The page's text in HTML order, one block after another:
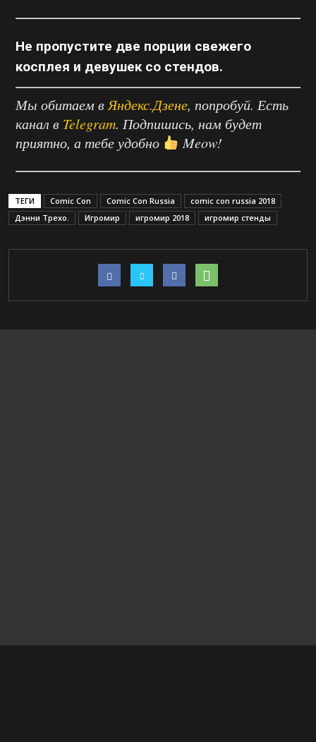
Не пропустите две порции свежего
косплея и девушек со стендов.
Мы обитаем в Яндекс.Дзене, попробуй. Есть
канал в Telegram. Подпишись, нам будет
приятно, а тебе удобно
Meow!
ТЕГИ Comic Con Comic Con Russia
comic con russia 2018
Дэнни Трехо.
Игромир игромир 2018 игромир стенды